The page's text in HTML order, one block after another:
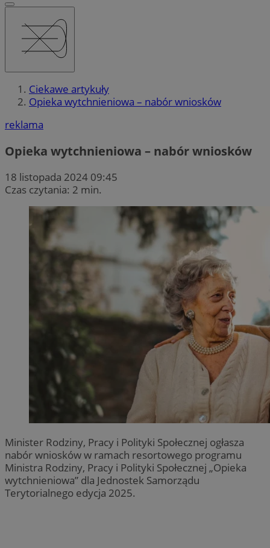
Ciekawe artykuły
Opieka wytchnieniowa – nabór wniosków
reklama
Opieka wytchnieniowa – nabór wniosków
18 listopada 2024 09:45
Czas czytania: 2 min.
Minister Rodziny, Pracy i Polityki Społecznej ogłasza
nabór wniosków w ramach resortowego programu
Ministra Rodziny, Pracy i Polityki Społecznej „Opieka
wytchnieniowa” dla Jednostek Samorządu
Terytorialnego edycja 2025.